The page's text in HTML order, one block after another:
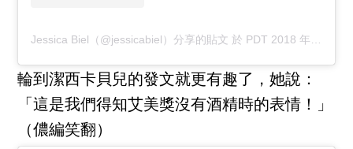
Jessica Biel（@jessicabiel）分享的貼文 於 PDT 2018 年 9月 月 17 日 下午 4:39
輪到潔西卡貝兒的發文就更有趣了，她說：
「這是我們得知艾美獎沒有酒精時的表情！」
（儂編笑翻）